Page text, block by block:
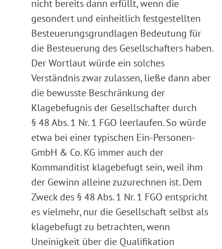
nicht bereits dann erfüllt, wenn die
gesondert und einheitlich festgestellten
Besteuerungsgrundlagen Bedeutung für
die Besteuerung des Gesellschafters haben.
Der Wortlaut würde ein solches
Verständnis zwar zulassen, ließe dann aber
die bewusste Beschränkung der
Klagebefugnis der Gesellschafter durch
§ 48 Abs. 1 Nr. 1 FGO leerlaufen. So würde
etwa bei einer typischen Ein-Personen-
GmbH & Co. KG immer auch der
Kommanditist klagebefugt sein, weil ihm
der Gewinn alleine zuzurechnen ist. Dem
Zweck des § 48 Abs. 1 Nr. 1 FGO entspricht
es vielmehr, nur die Gesellschaft selbst als
klagebefugt zu betrachten, wenn
Uneinigkeit über die Qualifikation